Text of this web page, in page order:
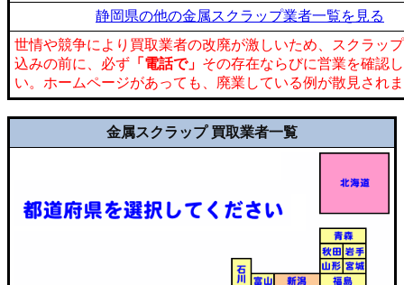
静岡県の他の金属スクラップ業者一覧を見る
世情や競争により買取業者の改廃が激しいため、スクラッ
込みの前に、必ず 「電話で」 その存在ならびに営業を確認
い。ホームページがあっても、廃業している例が散見され
金属スクラップ 買取業者一覧